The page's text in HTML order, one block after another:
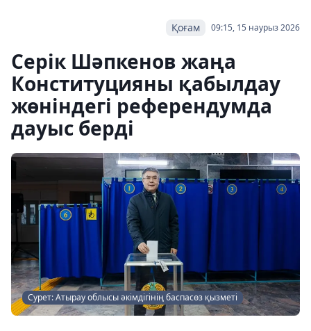
09:15, 15 наурыз 2026
Қоғам
Серік Шәпкенов жаңа
Конституцияны қабылдау
жөніндегі референдумда
дауыс берді
Сурет: Атырау облысы әкімдігінің баспасөз қызметі